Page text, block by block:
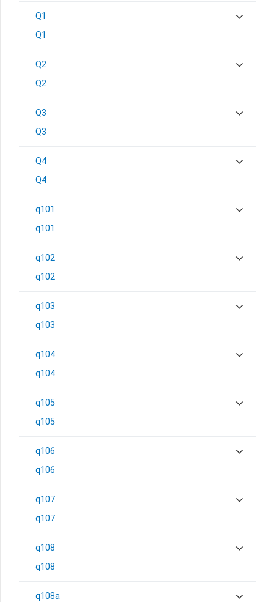
Q1
Q1
Q2
Q2
Q3
Q3
Q4
Q4
q101
q101
q102
q102
q103
q103
q104
q104
q105
q105
q106
q106
q107
q107
q108
q108
q108a